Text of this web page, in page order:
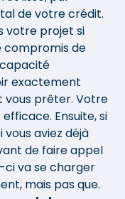
de votre crédit.
votre projet si
compromis de
exactement
vous prêter. Votre
Ensuite, si
aviez déjà
de faire appel
ci va se charger
mais pas que.